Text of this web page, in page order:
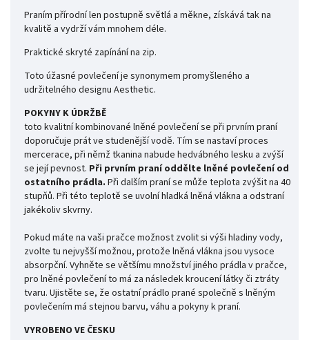
Praním přírodní len postupně světlá a měkne, získává tak na
kvalitě a vydrží vám mnohem déle.
Praktické skryté zapínání na zip.
Toto úžasné povlečení je synonymem promyšleného a
udržitelného designu Aesthetic.
POKYNY K ÚDRŽBĚ
toto kvalitní kombinované lněné povlečení se při prvním praní
doporučuje prát ve studenější vodě. Tím se nastaví proces
mercerace, při němž tkanina nabude hedvábného lesku a zvýší
se její pevnost. Při prvním praní oddělte lněné povlečení od
ostatního prádla. Při dalším praní se může teplota zvýšit na 40
stupňů. Při této teplotě se uvolní hladká lněná vlákna a odstraní
jakékoliv skvrny.
Pokud máte na vaši pračce možnost zvolit si výši hladiny vody,
zvolte tu nejvyšší možnou, protože lněná vlákna jsou vysoce
absorpční. Vyhněte se většímu množství jiného prádla v pračce,
pro lněné povlečení to má za následek kroucení látky či ztráty
tvaru. Ujistěte se, že ostatní prádlo prané společně s lněným
povlečením má stejnou barvu, váhu a pokyny k praní.
VYROBENO VE ČESKU